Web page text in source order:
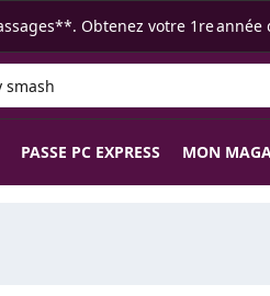
Obtenez votre 1re année
produits
PASSE PC EXPRESS MON